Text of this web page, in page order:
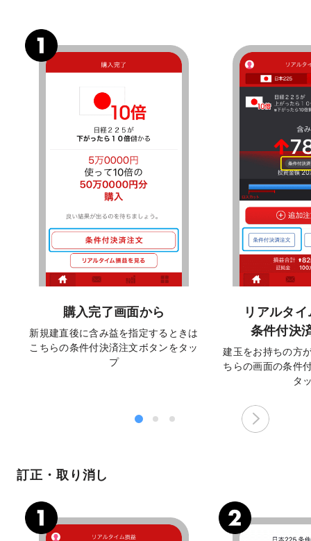
購入完了画面から
新規建直後に含み益を指定するときは
こちらの条件付決済注文ボタンをタッ
プ
リアルタ
条件付決
建玉をお持ちの方
ちらの画面の条件
タ
訂正・取り消し